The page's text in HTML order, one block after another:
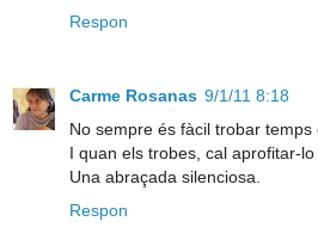
Respon
Carme Rosanas 9/1/11 8:18
No sempre és fàcil trobar temps
I quan els trobes, cal aprofitar-lo
Una abraçada silenciosa.
Respon